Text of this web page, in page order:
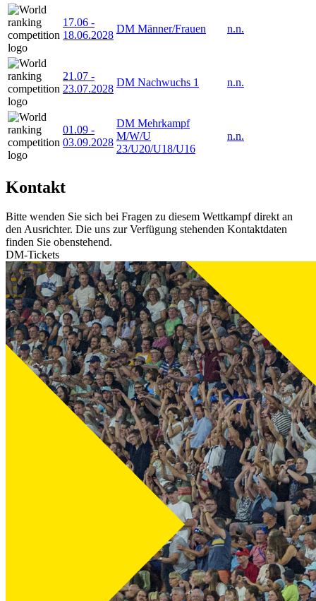
17.06 -
18.06.2028
DM Männer/Frauen n.n.
21.07 -
23.07.2028
DM Nachwuchs 1 n.n.
01.09 -
03.09.2028
DM Mehrkampf
M/W/U
23/U20/U18/U16
n.n.
Kontakt
Bitte wenden Sie sich bei Fragen zu diesem Wettkampf direkt an
den Ausrichter. Die uns zur Verfügung stehenden Kontaktdaten
finden Sie obenstehend.
DM-Tickets